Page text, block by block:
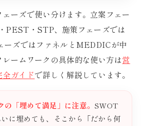
ーズで使い分けます。立案フェー
PEST・STP、施策フェーズでは
ーズではファネルとMEDDICが中
ームワークの具体的な使い方は営
ガイドで詳しく解説しています。
の「埋めて満足」に注意。 SWOT
に埋めても、そこから「だから何